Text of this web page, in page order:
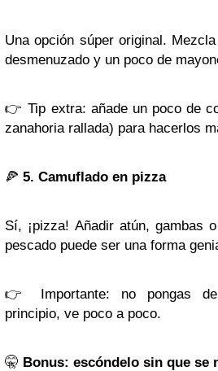
Una opción súper original.
desmenuzado y un poco de
👉 Tip extra: añade un poco de
zanahoria rallada) para hacerlos
🍕 5. Camuflado en pizza
Sí, ¡pizza! Añadir atún, gambas
pescado puede ser una forma
👉
Importante: no pongas
principio, ve poco a poco.
🤫 Bonus: escóndelo sin que se